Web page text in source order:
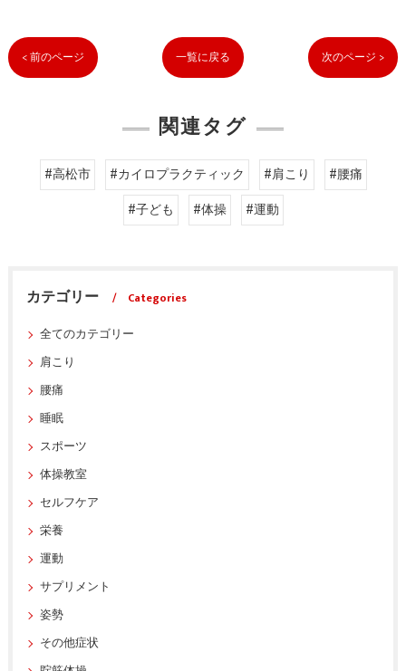
< 前のページ 一覧に戻る 次のページ >
関連タグ
#高松市 #カイロプラクティック #肩こり
#腰痛
#子ども
#体操 #運動
カテゴリー
Categories
全てのカテゴリー
肩こり
腰痛
睡眠
スポーツ
体操教室
セルフケア
栄養
運動
サプリメント
姿勢
その他症状